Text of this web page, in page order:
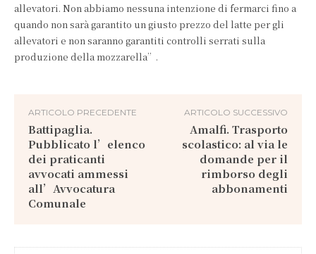
allevatori. Non abbiamo nessuna intenzione di fermarci fino a
quando non sarà garantito un giusto prezzo del latte per gli
allevatori e non saranno garantiti controlli serrati sulla
produzione della mozzarella”.
ARTICOLO PRECEDENTE
Battipaglia.
Pubblicato l’elenco
dei praticanti
avvocati ammessi
all’Avvocatura
Comunale
ARTICOLO SUCCESSIVO
Amalfi. Trasporto
scolastico: al via le
domande per il
rimborso degli
abbonamenti